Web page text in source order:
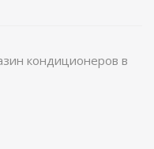
кондиционеров в